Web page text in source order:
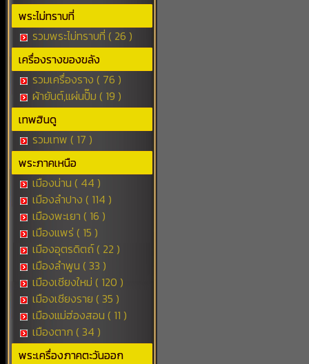
พระไม่ทราบที่
รวมพระไม่ทราบที่ ( 26 )
เครื่องรางของขลัง
รวมเครื่องราง ( 76 )
ผ้ายันต์,แผ่นปั๊ม ( 19 )
เทพฮินดู
รวมเทพ ( 17 )
พระภาคเหนือ
เมืองน่าน ( 44 )
เมืองลำปาง ( 114 )
เมืองพะเยา ( 16 )
เมืองแพร่ ( 15 )
เมืองอุตรดิตถ์ ( 22 )
เมืองลำพูน ( 33 )
เมืองเชียงใหม่ ( 120 )
เมืองเชียงราย ( 35 )
เมืองแม่ฮ่องสอน ( 11 )
เมืองตาก ( 34 )
พระเครื่องภาคตะวันออก